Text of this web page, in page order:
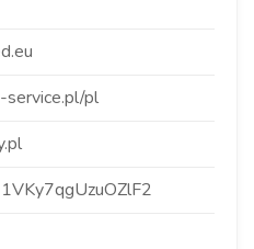
service.pl/pl